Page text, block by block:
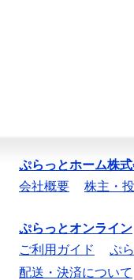
ぷらっとホーム株
会社概要
株主・
ぷらっとオンライン
ご利用ガイド
ぷ
配送・決済について